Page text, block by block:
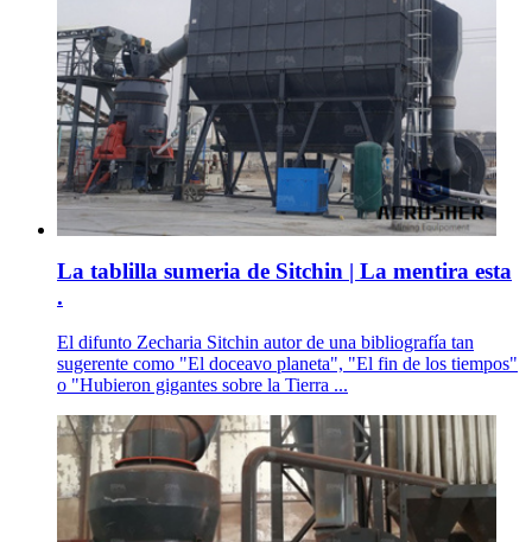
La tablilla sumeria de Sitchin | La mentira esta
.
El difunto Zecharia Sitchin autor de una bibliografía tan
sugerente como "El doceavo planeta", "El fin de los tiempos"
o "Hubieron gigantes sobre la Tierra ...